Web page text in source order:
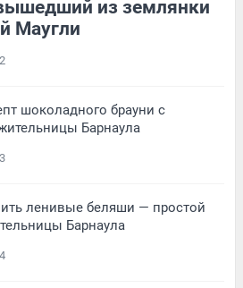
из землянки
Маугли
2
шоколадного брауни с
Барнаула
3
ленивые беляши — простой
Барнаула
4